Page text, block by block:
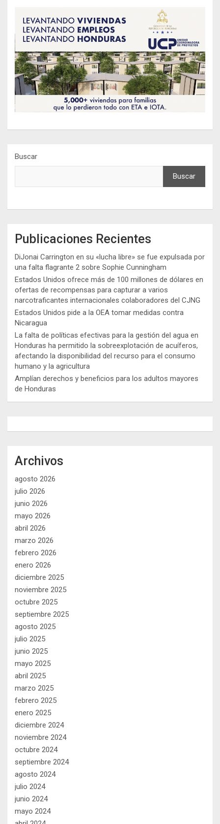
Buscar
Buscar
Publicaciones Recientes
DiJonai Carrington en su «lucha libre» se fue expulsada por
una falta flagrante 2 sobre Sophie Cunningham
Estados Unidos ofrece más de 100 millones de dólares en
ofertas de recompensas para capturar a varios
narcotraficantes internacionales colaboradores del CJNG
Estados Unidos pide a la OEA tomar medidas contra
Nicaragua
La falta de políticas efectivas para la gestión del agua en
Honduras ha permitido la sobreexplotación de acuíferos,
afectando la disponibilidad del recurso para el consumo
humano y la agricultura
Amplían derechos y beneficios para los adultos mayores
de Honduras
Archivos
agosto 2026
julio 2026
junio 2026
mayo 2026
abril 2026
marzo 2026
febrero 2026
enero 2026
diciembre 2025
noviembre 2025
octubre 2025
septiembre 2025
agosto 2025
julio 2025
junio 2025
mayo 2025
abril 2025
marzo 2025
febrero 2025
enero 2025
diciembre 2024
noviembre 2024
octubre 2024
septiembre 2024
agosto 2024
julio 2024
junio 2024
mayo 2024